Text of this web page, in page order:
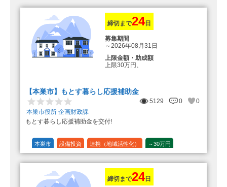
締切まで24日
募集期間
～2026年08月31日
上限金額・助成額
上限30万円、
【本巣市】もとす暮らし応援補助金
5129 0
0
本巣市役所 企画財政課
もとす暮らし応援補助金を交付!
本巣市 設備投資 連携（地域活性化） ～30万円
締切まで24日